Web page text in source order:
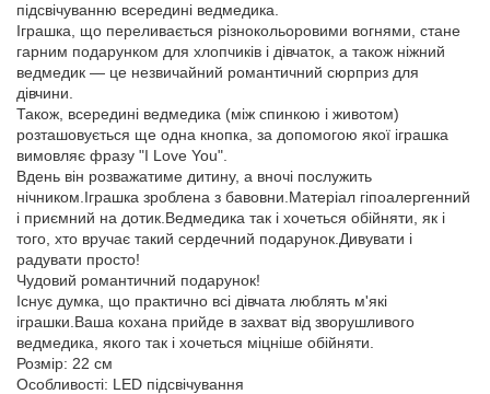
підсвічуванню всередині ведмедика.
Іграшка, що переливається різнокольоровими вогнями, стане
гарним подарунком для хлопчиків і дівчаток, а також ніжний
ведмедик — це незвичайний романтичний сюрприз для
дівчини.
Також, всередині ведмедика (між спинкою і животом)
розташовується ще одна кнопка, за допомогою якої іграшка
вимовляє фразу "I Love You".
Вдень він розважатиме дитину, а вночі послужить
нічником.Іграшка зроблена з бавовни.Матеріал гіпоалергенний
і приємний на дотик.Ведмедика так і хочеться обійняти, як і
того, хто вручає такий сердечний подарунок.Дивувати і
радувати просто!
Чудовий романтичний подарунок!
Існує думка, що практично всі дівчата люблять м'які
іграшки.Ваша кохана прийде в захват від зворушливого
ведмедика, якого так і хочеться міцніше обійняти.
Розмір: 22 см
Особливості: LED підсвічування